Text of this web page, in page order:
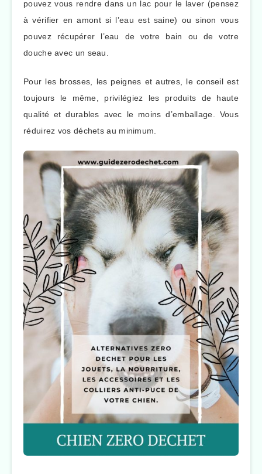
pouvez vous rendre dans un lac pour le laver (pensez
à vérifier en amont si l’eau est saine) ou sinon vous
pouvez récupérer l’eau de votre bain ou de votre
douche avec un seau.
Pour les brosses, les peignes et autres, le conseil est
toujours le même, privilégiez les produits de haute
qualité et durables avec le moins d’emballage. Vous
réduirez vos déchets au minimum.